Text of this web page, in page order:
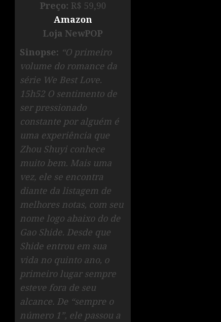
Preço: R$ 59,90
Amazon
Loja NewPOP
Sinopse: “O primeiro
volume do romance da
série We Best Love.
15h52 O sentimento de
ser pressionado
constante por alguém é
uma experiência que
Zhou Shuyi conhece
muito bem. Mais uma
vez, ele se encontra
diante da listagem de
melhores notas, com seu
nome logo abaixo do de
Gao Shide. Desde que
Shide entrou em sua
vida no quinto ano, o
primeiro lugar sempre
esteve fora de seu
alcance. De “sempre o
número 1”, ele passou a